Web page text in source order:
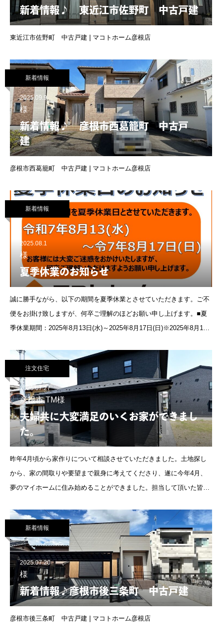
新着情報♪ 東近江市佐野町 中古戸建
東近江市佐野町 中古戸建 | マコトホーム彦根店
新着情報
2025.09.9
様
新着情報♪ 彦根市西葛籠町 中古戸
建
彦根市西葛籠町 中古戸建 | マコトホーム彦根店
新着情報
2025.08.1
様
夏季休業のお知らせ
誠に勝手ながら、以下の期間を夏季休業とさせていただきます。ご不
便をお掛け致しますが、何卒ご理解のほどお願い申し上げます。■夏
季休業期間：2025年8月13日(水)～2025年8月17日(日)※2025年8月18
注文住宅
2025.07.27
彦根市 TM様
夫婦共に大変満足のいくお家ができまし
た。
昨年4月頃から家作りについて相談させていただきました。土地探し
から、家の間取りや要望まで親身に考えてくださり、遂に今年4月、
夢のマイホームに住み始めることができました。担当して頂いた皆様
ても充実した日
新着情報
2025.07.20
様
新着情報♪彦根市後三条町 中古戸建
彦根市後三条町 中古戸建 | マコトホーム彦根店